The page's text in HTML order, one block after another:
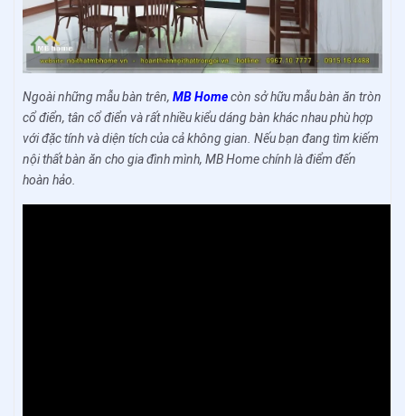
Ngoài những mẫu bàn trên, MB Homecòn sở hữu mẫu bàn ăn tròn
cổ điển, tân cổ điển và rất nhiều kiểu dáng bàn khác nhau phù hợp
với đặc tính và diện tích của cả không gian. Nếu bạn đang tìm kiếm
nội thất bàn ăn cho gia đình mình, MB Home chính là điểm đến
hoàn hảo.